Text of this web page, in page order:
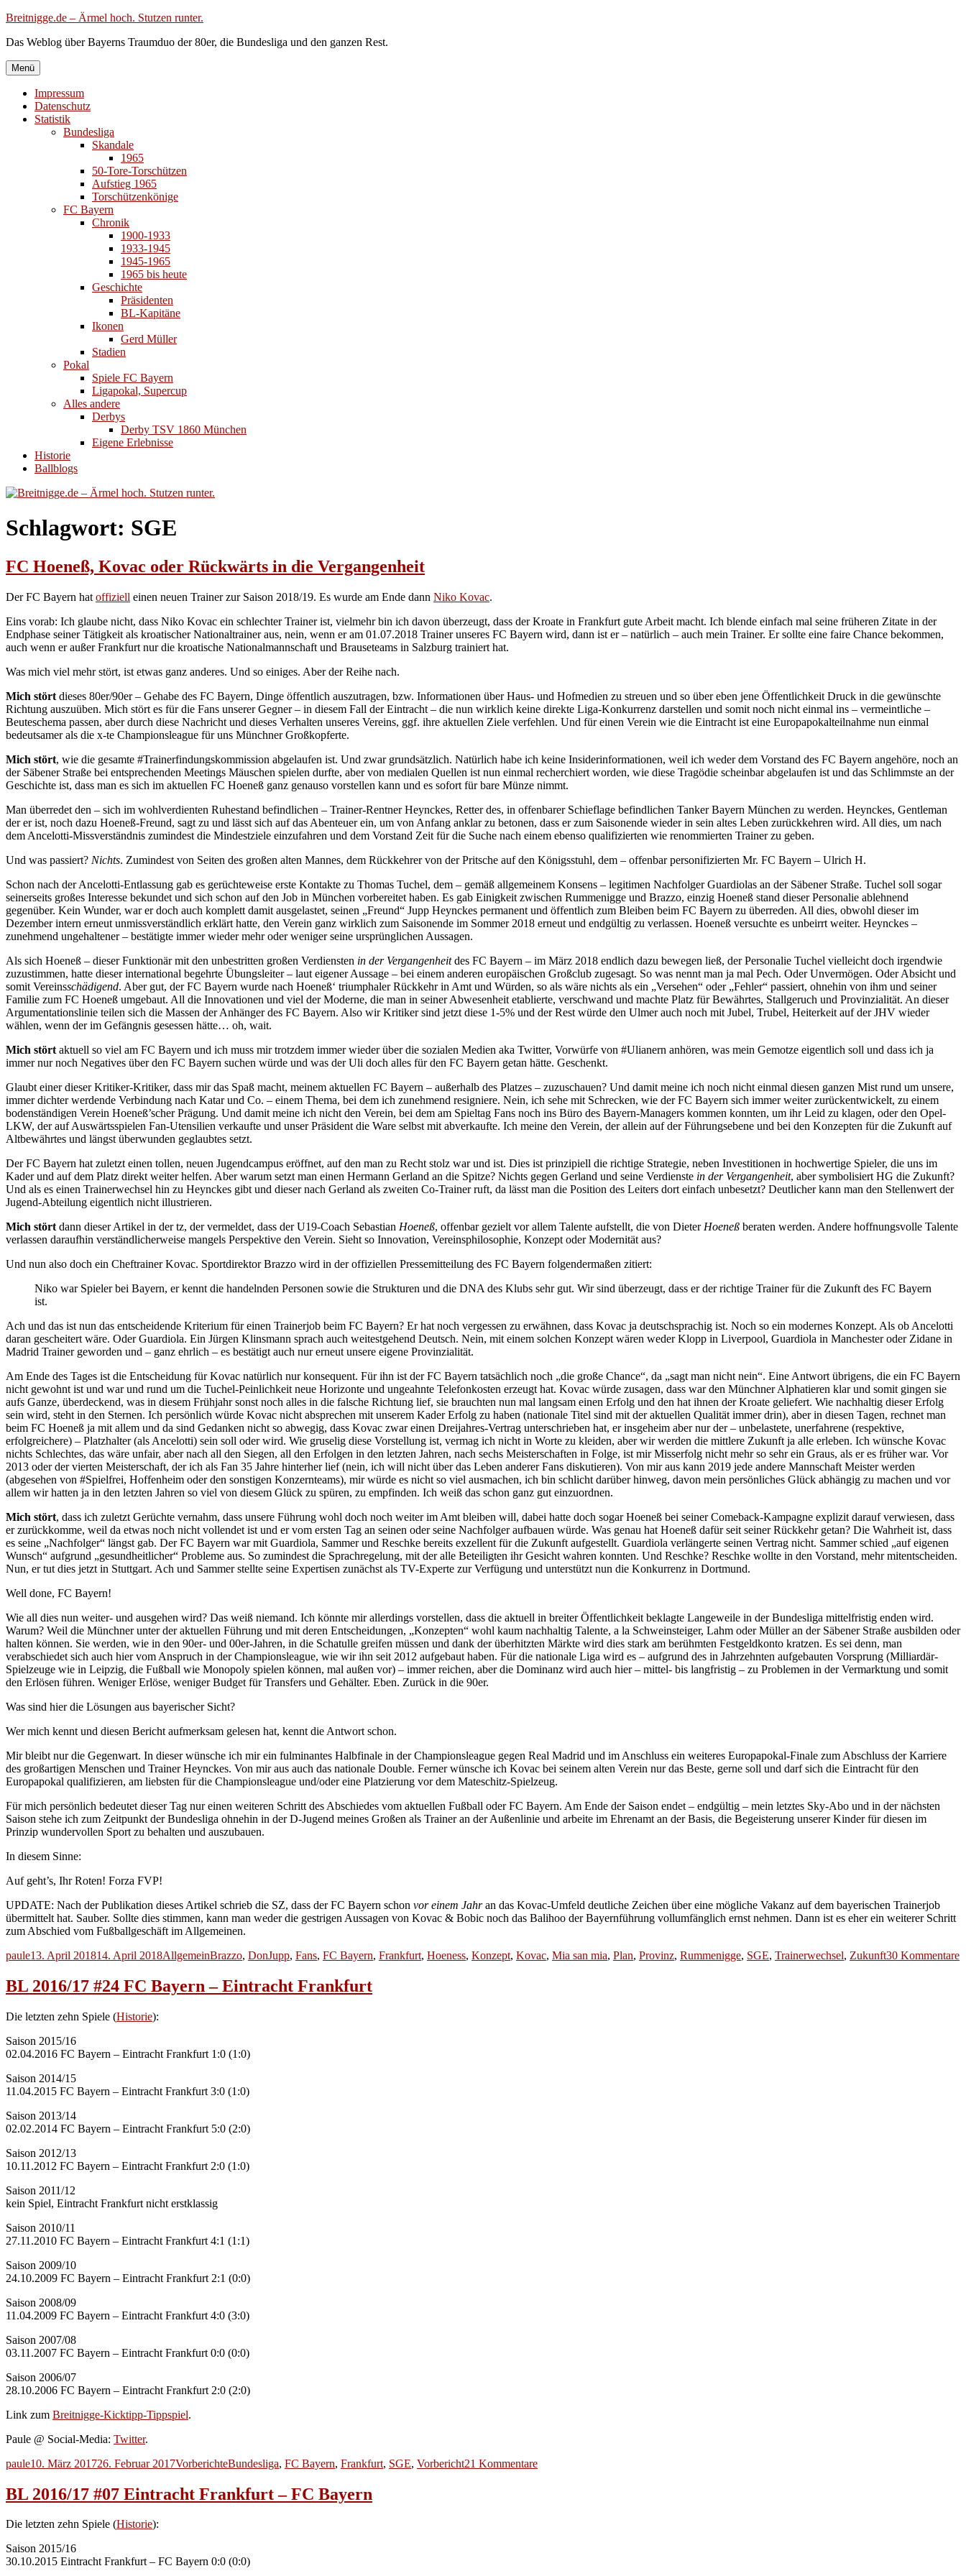
Zum
springen
Breitnigge.de – Ärmel hoch. Stutzen runter.
Das Weblog über Bayerns Traumduo der 80er, die Bundesliga und den ganzen Rest.
Menü
Impressum
Datenschutz
Statistik
Bundesliga
Skandale
1965
50-Tore-Torschützen
Aufstieg 1965
Torschützenkönige
FC Bayern
Chronik
1900-1933
1933-1945
1945-1965
1965 bis heute
Geschichte
Präsidenten
BL-Kapitäne
Ikonen
Gerd Müller
Stadien
Pokal
Spiele FC Bayern
Ligapokal, Supercup
Alles andere
Derbys
Derby TSV 1860 München
Eigene Erlebnisse
Historie
Ballblogs
Schlagwort: SGE
FC Hoeneß, Kovac oder Rückwärts in die Vergangenheit
Der FC Bayern hat offiziell einen neuen Trainer zur Saison 2018/19. Es wurde am Ende dann Niko Kovac.
Eins vorab: Ich glaube nicht, dass Niko Kovac ein schlechter Trainer ist, vielmehr bin ich davon überzeugt, dass der Kroate in Frankfurt gute Arbeit macht. Ich blende einfach mal seine früheren Zitate in der
Endphase seiner Tätigkeit als kroatischer Nationaltrainer aus, nein, wenn er am 01.07.2018 Trainer unseres FC Bayern wird, dann ist er – natürlich – auch mein Trainer. Er sollte eine faire Chance bekommen,
auch wenn er außer Frankfurt nur die kroatische Nationalmannschaft und Brauseteams in Salzburg trainiert hat.
Was mich viel mehr stört, ist etwas ganz anderes. Und so einiges. Aber der Reihe nach.
Mich stört dieses 80er/90er – Gehabe des FC Bayern, Dinge öffentlich auszutragen, bzw. Informationen über Haus- und Hofmedien zu streuen und so über eben jene Öffentlichkeit Druck in die gewünschte
Richtung auszuüben. Mich stört es für die Fans unserer Gegner – in diesem Fall der Eintracht – die nun wirklich keine direkte Liga-Konkurrenz darstellen und somit noch nicht einmal ins – vermeintliche –
Beuteschema passen, aber durch diese Nachricht und dieses Verhalten unseres Vereins, ggf. ihre aktuellen Ziele verfehlen. Und für einen Verein wie die Eintracht ist eine Europapokalteilnahme nun einmal
bedeutsamer als die x-te Championsleague für uns Münchner Großkopferte.
Mich stört, wie die gesamte #Trainerfindungskommission abgelaufen ist. Und zwar grundsätzlich. Natürlich habe ich keine Insiderinformationen, weil ich weder dem Vorstand des FC Bayern angehöre, noch an
der Säbener Straße bei entsprechenden Meetings Mäuschen spielen durfte, aber von medialen Quellen ist nun einmal recherchiert worden, wie diese Tragödie scheinbar abgelaufen ist und das Schlimmste an der
Geschichte ist, dass man es sich im aktuellen FC Hoeneß ganz genauso vorstellen kann und es sofort für bare Münze nimmt.
Man überredet den – sich im wohlverdienten Ruhestand befindlichen – Trainer-Rentner Heynckes, Retter des, in offenbarer Schieflage befindlichen Tanker Bayern München zu werden. Heynckes, Gentleman
der er ist, noch dazu Hoeneß-Freund, sagt zu und lässt sich auf das Abenteuer ein, um von Anfang anklar zu betonen, dass er zum Saisonende wieder in sein altes Leben zurückkehren wird. All dies, um nach
dem Ancelotti-Missverständnis zumindest die Mindestziele einzufahren und dem Vorstand Zeit für die Suche nach einem ebenso qualifizierten wie renommierten Trainer zu geben.
Und was passiert? Nichts. Zumindest von Seiten des großen alten Mannes, dem Rückkehrer von der Pritsche auf den Königsstuhl, dem – offenbar personifizierten Mr. FC Bayern – Ulrich H.
Schon nach der Ancelotti-Entlassung gab es gerüchteweise erste Kontakte zu Thomas Tuchel, dem – gemäß allgemeinem Konsens – legitimen Nachfolger Guardiolas an der Säbener Straße. Tuchel soll sogar
seinerseits großes Interesse bekundet und sich schon auf den Job in München vorbereitet haben. Es gab Einigkeit zwischen Rummenigge und Brazzo, einzig Hoeneß stand dieser Personalie ablehnend
gegenüber. Kein Wunder, war er doch auch komplett damit ausgelastet, seinen „Freund“ Jupp Heynckes permanent und öffentlich zum Bleiben beim FC Bayern zu überreden. All dies, obwohl dieser im
Dezember intern erneut unmissverständlich erklärt hatte, den Verein ganz wirklich zum Saisonende im Sommer 2018 erneut und endgültig zu verlassen. Hoeneß versuchte es unbeirrt weiter. Heynckes –
zunehmend ungehaltener – bestätigte immer wieder mehr oder weniger seine ursprünglichen Aussagen.
Als sich Hoeneß – dieser Funktionär mit den unbestritten großen Verdiensten in der Vergangenheitdes FC Bayern – im März 2018 endlich dazu bewegen ließ, der Personalie Tuchel vielleicht doch irgendwie
zuzustimmen, hatte dieser international begehrte Übungsleiter – laut eigener Aussage – bei einem anderen europäischen Großclub zugesagt. So was nennt man ja mal Pech. Oder Unvermögen. Oder Absicht und
somit Vereinsschädigend. Aber gut, der FC Bayern wurde nach Hoeneß‘ triumphaler Rückkehr in Amt und Würden, so als wäre nichts als ein „Versehen“ oder „Fehler“ passiert, ohnehin von ihm und seiner
Familie zum FC Hoeneß umgebaut. All die Innovationen und viel der Moderne, die man in seiner Abwesenheit etablierte, verschwand und machte Platz für Bewährtes, Stallgeruch und Provinzialität. An dieser
Argumentationslinie teilen sich die Massen der Anhänger des FC Bayern. Also wir Kritiker sind jetzt diese 1-5% und der Rest würde den Ulmer auch noch mit Jubel, Trubel, Heiterkeit auf der JHV wieder
wählen, wenn der im Gefängnis gesessen hätte… oh, wait.
Mich stört aktuell so viel am FC Bayern und ich muss mir trotzdem immer wieder über die sozialen Medien aka Twitter, Vorwürfe von #Ulianern anhören, was mein Gemotze eigentlich soll und dass ich ja
immer nur noch Negatives über den FC Bayern suchen würde und was der Uli doch alles für den FC Bayern getan hätte. Geschenkt.
Glaubt einer dieser Kritiker-Kritiker, dass mir das Spaß macht, meinem aktuellen FC Bayern – außerhalb des Platzes – zuzuschauen? Und damit meine ich noch nicht einmal diesen ganzen Mist rund um unsere,
immer dichter werdende Verbindung nach Katar und Co. – einem Thema, bei dem ich zunehmend resigniere. Nein, ich sehe mit Schrecken, wie der FC Bayern sich immer weiter zurückentwickelt, zu einem
bodenständigen Verein Hoeneß’scher Prägung. Und damit meine ich nicht den Verein, bei dem am Spieltag Fans noch ins Büro des Bayern-Managers kommen konnten, um ihr Leid zu klagen, oder den Opel-
LKW, der auf Auswärtsspielen Fan-Utensilien verkaufte und unser Präsident die Ware selbst mit abverkaufte. Ich meine den Verein, der allein auf der Führungsebene und bei den Konzepten für die Zukunft auf
Altbewährtes und längst überwunden geglaubtes setzt.
Der FC Bayern hat zuletzt einen tollen, neuen Jugendcampus eröffnet, auf den man zu Recht stolz war und ist. Dies ist prinzipiell die richtige Strategie, neben Investitionen in hochwertige Spieler, die uns im
Kader und auf dem Platz direkt weiter helfen. Aber warum setzt man einen Hermann Gerland an die Spitze? Nichts gegen Gerland und seine Verdienste in der Vergangenheit, aber symbolisiert HG die Zukunft?
Und als es einen Trainerwechsel hin zu Heynckes gibt und dieser nach Gerland als zweiten Co-Trainer ruft, da lässt man die Position des Leiters dort einfach unbesetzt? Deutlicher kann man den Stellenwert der
Jugend-Abteilung eigentlich nicht illustrieren.
Mich stört dann dieser Artikel in der tz, der vermeldet, dass der U19-Coach Sebastian Hoeneß, offenbar gezielt vor allem Talente aufstellt, die von Dieter Hoeneß beraten werden. Andere hoffnungsvolle Talente
verlassen daraufhin verständlicherweise mangels Perspektive den Verein. Sieht so Innovation, Vereinsphilosophie, Konzept oder Modernität aus?
Und nun also doch ein Cheftrainer Kovac. Sportdirektor Brazzo wird in der offiziellen Pressemitteilung des FC Bayern folgendermaßen zitiert:
Niko war Spieler bei Bayern, er kennt die handelnden Personen sowie die Strukturen und die DNA des Klubs sehr gut. Wir sind überzeugt, dass er der richtige Trainer für die Zukunft des FC Bayern
ist.
Ach und das ist nun das entscheidende Kriterium für einen Trainerjob beim FC Bayern? Er hat noch vergessen zu erwähnen, dass Kovac ja deutschsprachig ist. Noch so ein modernes Konzept. Als ob Ancelotti
daran gescheitert wäre. Oder Guardiola. Ein Jürgen Klinsmann sprach auch weitestgehend Deutsch. Nein, mit einem solchen Konzept wären weder Klopp in Liverpool, Guardiola in Manchester oder Zidane in
Madrid Trainer geworden und – ganz ehrlich – es bestätigt auch nur erneut unsere eigene Provinzialität.
Am Ende des Tages ist die Entscheidung für Kovac natürlich nur konsequent. Für ihn ist der FC Bayern tatsächlich noch „die große Chance“, da „sagt man nicht nein“. Eine Antwort übrigens, die ein FC Bayern
nicht gewohnt ist und war und rund um die Tuchel-Peinlichkeit neue Horizonte und ungeahnte Telefonkosten erzeugt hat. Kovac würde zusagen, dass war den Münchner Alphatieren klar und somit gingen sie
aufs Ganze, überdeckend, was in diesem Frühjahr sonst noch alles in die falsche Richtung lief, sie brauchten nun mal langsam einen Erfolg und den hat ihnen der Kroate geliefert. Wie nachhaltig dieser Erfolg
sein wird, steht in den Sternen. Ich persönlich würde Kovac nicht absprechen mit unserem Kader Erfolg zu haben (nationale Titel sind mit der aktuellen Qualität immer drin), aber in diesen Tagen, rechnet man
beim FC Hoeneß ja mit allem und da sind Gedanken nicht so abwegig, dass Kovac zwar einen Dreijahres-Vertrag unterschrieben hat, er insgeheim aber nur der – unbelastete, unerfahrene (respektive,
erfolgreichere) – Platzhalter (als Ancelotti) sein soll oder wird. Wie gruselig diese Vorstellung ist, vermag ich nicht in Worte zu kleiden, aber wir werden die mittlere Zukunft ja alle erleben. Ich wünsche Kovac
nichts Schlechtes, das wäre unfair, aber nach all den Siegen, all den Erfolgen in den letzten Jahren, nach sechs Meisterschaften in Folge, ist mir Misserfolg nicht mehr so sehr ein Graus, als er es früher war. Vor
2013 oder der vierten Meisterschaft, der ich als Fan 35 Jahre hinterher lief (nein, ich will nicht über das Leben anderer Fans diskutieren). Von mir aus kann 2019 jede andere Mannschaft Meister werden
(abgesehen von #Spielfrei, Hoffenheim oder den sonstigen Konzernteams), mir würde es nicht so viel ausmachen, ich bin schlicht darüber hinweg, davon mein persönliches Glück abhängig zu machen und vor
allem wir hatten ja in den letzten Jahren so viel von diesem Glück zu spüren, zu empfinden. Ich weiß das schon ganz gut einzuordnen.
Mich stört, dass ich zuletzt Gerüchte vernahm, dass unsere Führung wohl doch noch weiter im Amt bleiben will, dabei hatte doch sogar Hoeneß bei seiner Comeback-Kampagne explizit darauf verwiesen, dass
er zurückkomme, weil da etwas noch nicht vollendet ist und er vom ersten Tag an seinen oder seine Nachfolger aufbauen würde. Was genau hat Hoeneß dafür seit seiner Rückkehr getan? Die Wahrheit ist, dass
es seine „Nachfolger“ längst gab. Der FC Bayern war mit Guardiola, Sammer und Reschke bereits exzellent für die Zukunft aufgestellt. Guardiola verlängerte seinen Vertrag nicht. Sammer schied „auf eigenen
Wunsch“ aufgrund „gesundheitlicher“ Probleme aus. So zumindest die Sprachregelung, mit der alle Beteiligten ihr Gesicht wahren konnten. Und Reschke? Reschke wollte in den Vorstand, mehr mitentscheiden.
Nun, er tut dies jetzt in Stuttgart. Ach und Sammer stellte seine Expertisen zunächst als TV-Experte zur Verfügung und unterstützt nun die Konkurrenz in Dortmund.
Well done, FC Bayern!
Wie all dies nun weiter- und ausgehen wird? Das weiß niemand. Ich könnte mir allerdings vorstellen, dass die aktuell in breiter Öffentlichkeit beklagte Langeweile in der Bundesliga mittelfristig enden wird.
Warum? Weil die Münchner unter der aktuellen Führung und mit deren Entscheidungen, „Konzepten“ wohl kaum nachhaltig Talente, a la Schweinsteiger, Lahm oder Müller an der Säbener Straße ausbilden oder
halten können. Sie werden, wie in den 90er- und 00er-Jahren, in die Schatulle greifen müssen und dank der überhitzten Märkte wird dies stark am berühmten Festgeldkonto kratzen. Es sei denn, man
verabschiedet sich auch hier vom Anspruch in der Championsleague, wie wir ihn seit 2012 aufgebaut haben. Für die nationale Liga wird es – aufgrund des in Jahrzehnten aufgebauten Vorsprung (Milliardär-
Spielzeuge wie in Leipzig, die Fußball wie Monopoly spielen können, mal außen vor) – immer reichen, aber die Dominanz wird auch hier – mittel- bis langfristig – zu Problemen in der Vermarktung und somit
den Erlösen führen. Weniger Erlöse, weniger Budget für Transfers und Gehälter. Eben. Zurück in die 90er.
Was sind hier die Lösungen aus bayerischer Sicht?
Wer mich kennt und diesen Bericht aufmerksam gelesen hat, kennt die Antwort schon.
Mir bleibt nur die Gegenwart. In dieser wünsche ich mir ein fulminantes Halbfinale in der Championsleague gegen Real Madrid und im Anschluss ein weiteres Europapokal-Finale zum Abschluss der Karriere
des großartigen Menschen und Trainer Heynckes. Von mir aus auch das nationale Double. Ferner wünsche ich Kovac bei seinem alten Verein nur das Beste, gerne soll und darf sich die Eintracht für den
Europapokal qualifizieren, am liebsten für die Championsleague und/oder eine Platzierung vor dem Mateschitz-Spielzeug.
Für mich persönlich bedeutet dieser Tag nur einen weiteren Schritt des Abschiedes vom aktuellen Fußball oder FC Bayern. Am Ende der Saison endet – endgültig – mein letztes Sky-Abo und in der nächsten
Saison stehe ich zum Zeitpunkt der Bundesliga ohnehin in der D-Jugend meines Großen als Trainer an der Außenlinie und arbeite im Ehrenamt an der Basis, die Begeisterung unserer Kinder für diesen im
Prinzip wundervollen Sport zu behalten und auszubauen.
In diesem Sinne:
Auf geht’s, Ihr Roten! Forza FVP!
UPDATE: Nach der Publikation dieses Artikel schrieb die SZ, dass der FC Bayern schon vor einem Jahran das Kovac-Umfeld deutliche Zeichen über eine mögliche Vakanz auf dem bayerischen Trainerjob
übermittelt hat. Sauber. Sollte dies stimmen, kann man weder die gestrigen Aussagen von Kovac & Bobic noch das Balihoo der Bayernführung vollumfänglich ernst nehmen. Dann ist es eher ein weiterer Schritt
zum Abschied vom Fußballgeschäft im Allgemeinen.
Autor
pauleVeröffentlicht
13. April 201814. April 2018Kategorien
AllgemeinSchlagwörter
Brazzo, DonJupp, Fans, FC Bayern, Frankfurt, Hoeness, Konzept, Kovac, Mia san mia, Plan, Provinz, Rummenigge, SGE, Trainerwechsel, Zukunft30 Kommentare
BL 2016/17 #24 FC Bayern – Eintracht Frankfurt
Die letzten zehn Spiele (Historie):
Saison 2015/16
02.04.2016 FC Bayern – Eintracht Frankfurt 1:0 (1:0)
Saison 2014/15
11.04.2015 FC Bayern – Eintracht Frankfurt 3:0 (1:0)
Saison 2013/14
02.02.2014 FC Bayern – Eintracht Frankfurt 5:0 (2:0)
Saison 2012/13
10.11.2012 FC Bayern – Eintracht Frankfurt 2:0 (1:0)
Saison 2011/12
kein Spiel, Eintracht Frankfurt nicht erstklassig
Saison 2010/11
27.11.2010 FC Bayern – Eintracht Frankfurt 4:1 (1:1)
Saison 2009/10
24.10.2009 FC Bayern – Eintracht Frankfurt 2:1 (0:0)
Saison 2008/09
11.04.2009 FC Bayern – Eintracht Frankfurt 4:0 (3:0)
Saison 2007/08
03.11.2007 FC Bayern – Eintracht Frankfurt 0:0 (0:0)
Saison 2006/07
28.10.2006 FC Bayern – Eintracht Frankfurt 2:0 (2:0)
Link zum Breitnigge-Kicktipp-Tippspiel.
Paule @ Social-Media: Twitter.
Autor
pauleVeröffentlicht
10. März 201726. Februar 2017Kategorien
VorberichteSchlagwörter
Bundesliga, FC Bayern, Frankfurt, SGE, Vorbericht21 Kommentarezu
BL 2016/17 #07 Eintracht Frankfurt – FC Bayern
Die letzten zehn Spiele (Historie):
Saison 2015/16
30.10.2015 Eintracht Frankfurt – FC Bayern 0:0 (0:0)